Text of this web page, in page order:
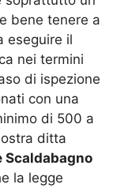
bene tenere a
eseguire il
nei termini
di ispezione
con una
di 500 a
ditta
la legge